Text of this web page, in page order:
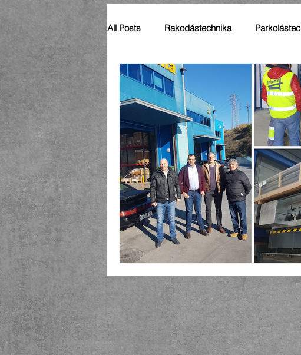
All Posts Rakodástechnika
Automatizálás